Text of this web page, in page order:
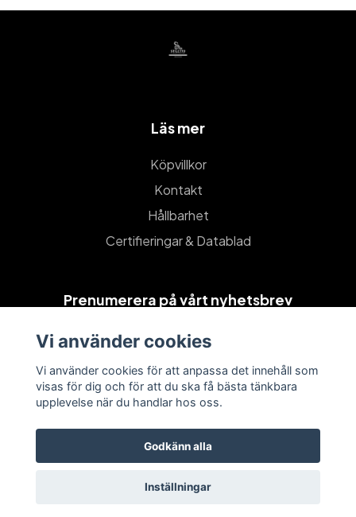
Läs mer
Köpvillkor
Kontakt
Hållbarhet
Certifieringar & Datablad
Prenumerera på vårt nyhetsbrev
© 2026 Stiletto Piercing Sverige
Vi använder cookies
Vi använder cookies för att anpassa det innehåll som
visas för dig och för att du ska få bästa tänkbara
upplevelse när du handlar hos oss.
Godkänn alla
Inställningar